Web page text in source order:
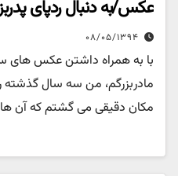
عکس/به دنبال ردپای
۰۸/۰۵/۱۳۹۴
با به همراه داشتن عکس های
مادربزرگم، من سه سال گذشته
مکان دقیقی می گشتم که آن